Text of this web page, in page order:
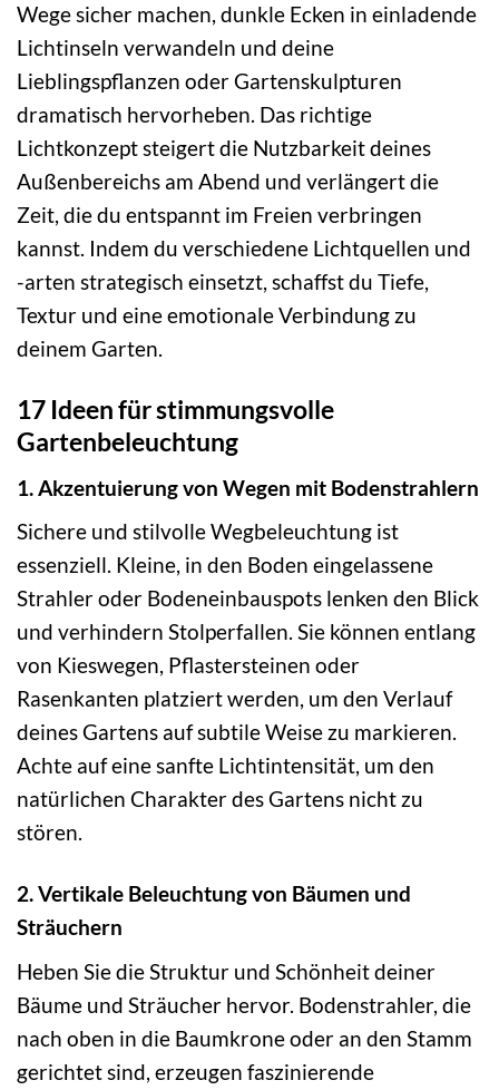
Wege sicher machen, dunkle Ecken in einladende
Lichtinseln verwandeln und deine
Lieblingspflanzen oder Gartenskulpturen
dramatisch hervorheben. Das richtige
Lichtkonzept steigert die Nutzbarkeit deines
Außenbereichs am Abend und verlängert die
Zeit, die du entspannt im Freien verbringen
kannst. Indem du verschiedene Lichtquellen und
-arten strategisch einsetzt, schaffst du Tiefe,
Textur und eine emotionale Verbindung zu
deinem Garten.
17 Ideen für stimmungsvolle
Gartenbeleuchtung
1. Akzentuierung von Wegen mit Bodenstrahlern
Sichere und stilvolle Wegbeleuchtung ist
essenziell. Kleine, in den Boden eingelassene
Strahler oder Bodeneinbauspots lenken den Blick
und verhindern Stolperfallen. Sie können entlang
von Kieswegen, Pflastersteinen oder
Rasenkanten platziert werden, um den Verlauf
deines Gartens auf subtile Weise zu markieren.
Achte auf eine sanfte Lichtintensität, um den
natürlichen Charakter des Gartens nicht zu
stören.
2. Vertikale Beleuchtung von Bäumen und
Sträuchern
Heben Sie die Struktur und Schönheit deiner
Bäume und Sträucher hervor. Bodenstrahler, die
nach oben in die Baumkrone oder an den Stamm
gerichtet sind, erzeugen faszinierende